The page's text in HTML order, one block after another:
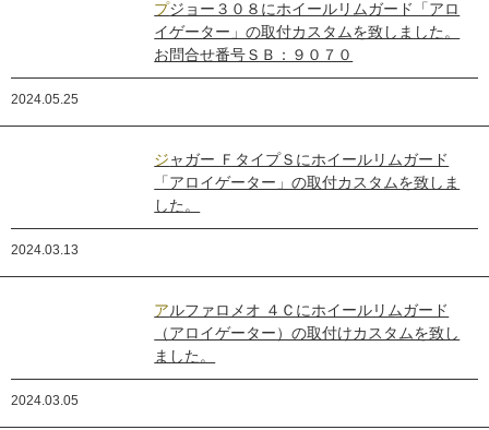
プジョー３０８にホイールリムガード「アロ
イゲーター」の取付カスタムを致しました。
お問合せ番号ＳＢ：９０７０
2024.05.25
ジャガー ＦタイプＳにホイールリムガード
「アロイゲーター」の取付カスタムを致しま
した。
2024.03.13
アルファロメオ ４Ｃにホイールリムガード
（アロイゲーター）の取付けカスタムを致し
ました。
2024.03.05